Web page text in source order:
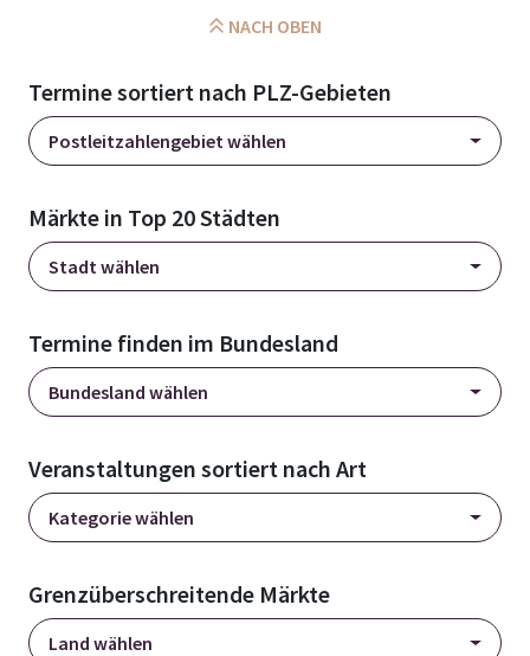
NACH OBEN
Termine sortiert nach PLZ-Gebieten
Postleitzahlengebiet wählen
Märkte in Top 20 Städten
Stadt wählen
Termine finden im Bundesland
Bundesland wählen
Veranstaltungen sortiert nach Art
Kategorie wählen
Grenzüberschreitende Märkte
Land wählen